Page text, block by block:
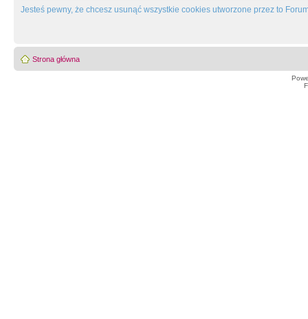
Jesteś pewny, że chcesz usunąć wszystkie cookies utworzone przez to
Strona główna